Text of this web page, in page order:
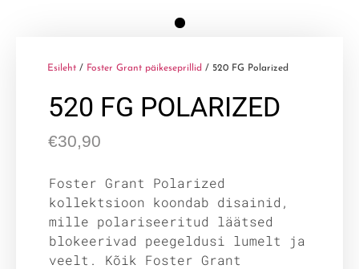
Esileht / Foster Grant päikeseprillid / 520 FG Polarized
520 FG POLARIZED
€30,90
Foster Grant Polarized
kollektsioon koondab disainid,
mille polariseeritud läätsed
blokeerivad peegeldusi lumelt ja
veelt. Kõik Foster Grant